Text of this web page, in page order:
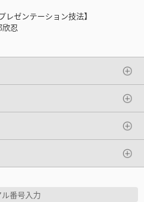
レゼンテーション技法】
忍
番号入力